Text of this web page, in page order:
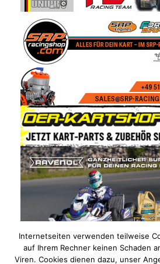
Internetseiten verwenden teilweise
auf Ihrem Rechner keinen Schaden
Viren. Cookies dienen dazu, unser